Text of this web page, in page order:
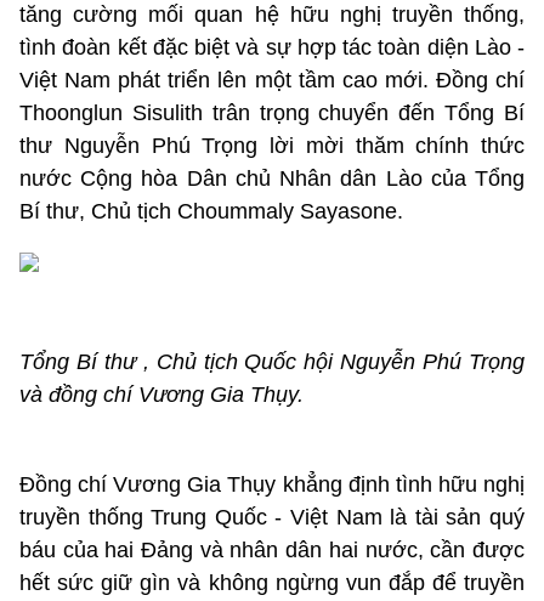
tăng cường mối quan hệ hữu nghị truyền thống,
tình đoàn kết đặc biệt và sự hợp tác toàn diện Lào -
Việt Nam phát triển lên một tầm cao mới. Đồng chí
Thoonglun Sisulith trân trọng chuyển đến Tổng Bí
thư Nguyễn Phú Trọng lời mời thăm chính thức
nước Cộng hòa Dân chủ Nhân dân Lào của Tổng
Bí thư, Chủ tịch Choummaly Sayasone.
Tổng Bí thư , Chủ tịch Quốc hội Nguyễn Phú Trọng
và đồng chí Vương Gia Thụy.
Đồng chí Vương Gia Thụy khẳng định tình hữu nghị
truyền thống Trung Quốc - Việt Nam là tài sản quý
báu của hai Đảng và nhân dân hai nước, cần được
hết sức giữ gìn và không ngừng vun đắp để truyền